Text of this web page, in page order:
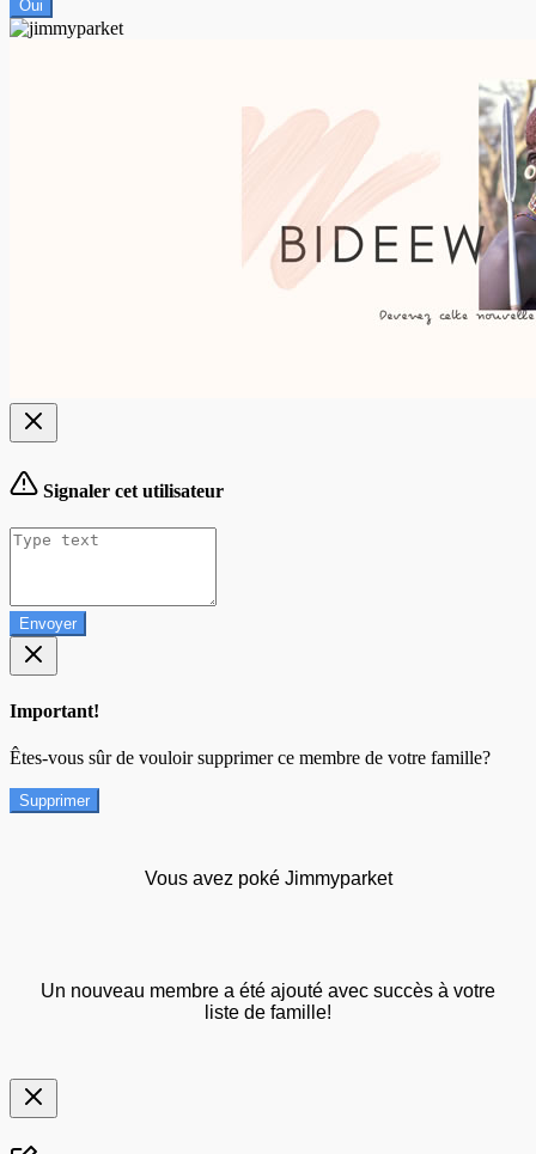
Oui
Signaler cet utilisateur
Envoyer
Important!
Êtes-vous sûr de vouloir supprimer ce membre de votre famille?
Supprimer
Vous avez poké Jimmyparket
Un nouveau membre a été ajouté avec succès à votre
liste de famille!